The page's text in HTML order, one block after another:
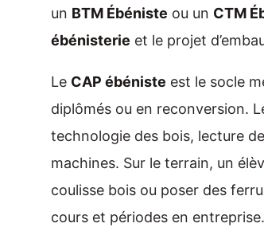
un BTM Ébéniste ou un CTM
ébénisterie et le projet
Le CAP ébéniste est le socle
diplômés ou en reconversion.
technologie des bois, lecture
machines. Sur le terrain, un
coulisse bois ou poser des
cours et périodes en